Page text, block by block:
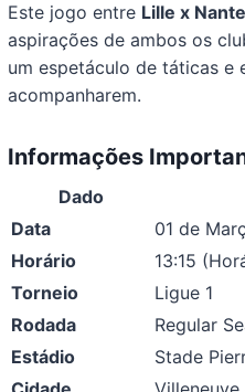
Este jogo entre Lille x
aspirações de ambos os
um espetáculo de táticas e
acompanharem.
Informações
Dado
Data
01 de
Horário
13:15
Torneio
Ligue 1
Rodada
Regular
Estádio
Stade